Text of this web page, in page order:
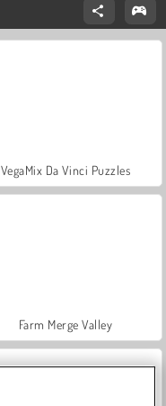
VegaMix Da Vinci Puzzles
Farm Merge Valley